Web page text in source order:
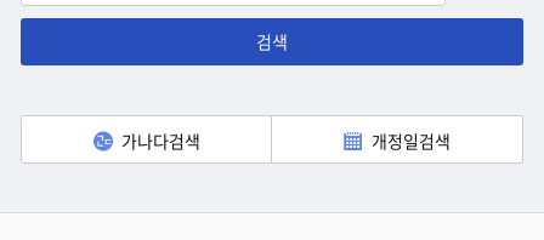
검색
가나다검색 개정일검색